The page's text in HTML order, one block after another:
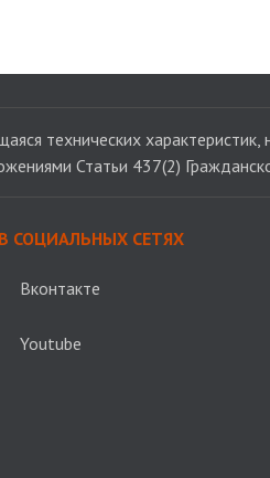
технических
Статьи 437(2)
СОЦИАЛЬНЫХ СЕТЯХ
Вконтакте
Youtube